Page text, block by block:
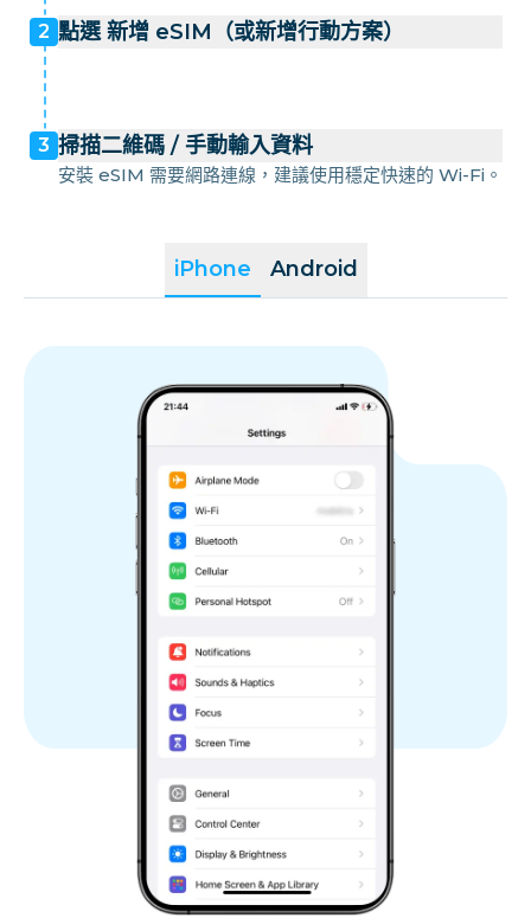
iPhone Android
2 點選 新增 eSIM（或新增行動方案）
3 掃描二維碼 / 手動輸入資料
安裝 eSIM 需要網路連線，建議使用穩定快速的 Wi-Fi。